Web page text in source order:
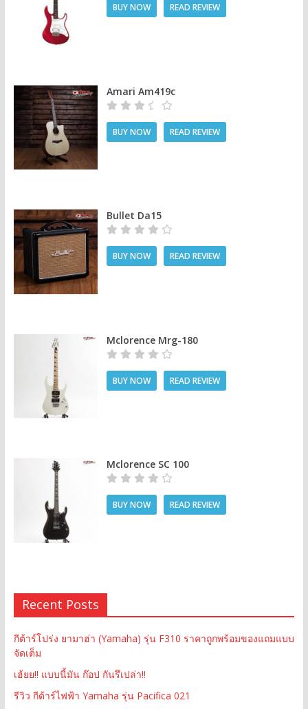
BUY NOW READ REVIEW
Amari Am419c
BUY NOW READ REVIEW
Bullet Da15
BUY NOW READ REVIEW
Mclorence Mrg-180
BUY NOW READ REVIEW
Mclorence SC 100
BUY NOW READ REVIEW
Recent Posts
กีต้าร์โปร่ง ยามาฮ่า (Yamaha) รุ่น F310 ราคาถูกพร้อมของแถมแบบ
จัดเต็ม
เฮ้ยย!! แบบนี้มัน ก๊อป กันรึเปล่า!!
รีวิว กีต้าร์ไฟฟ้า Yamaha รุ่น Pacifica 021